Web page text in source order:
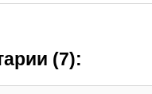
(7):